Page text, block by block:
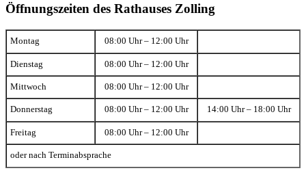
Öffnungszeiten des Rathauses Zolling
Montag 08:00 Uhr – 12:00 Uhr
Dienstag 08:00 Uhr – 12:00 Uhr
Mittwoch 08:00 Uhr – 12:00 Uhr
Donnerstag 08:00 Uhr – 12:00 Uhr 14:00 Uhr – 18:00 Uhr
Freitag 08:00 Uhr – 12:00 Uhr
oder nach Terminabsprache